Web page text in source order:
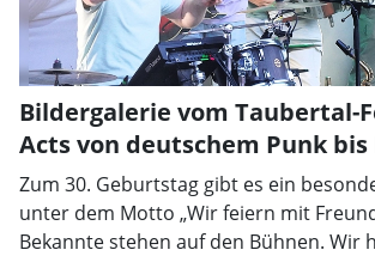
Bildergalerie vom Taubertal-
Acts von deutschem Punk bis
Zum 30. Geburtstag gibt es ein
unter dem Motto „Wir feiern mit
Bekannte stehen auf den Bühnen. Wir